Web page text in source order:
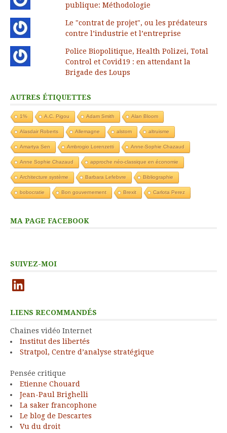
publique: Méthodologie
Le "contrat de projet", ou les prédateurs
contre l’industrie et l’entreprise
Police Biopolitique, Health Polizei, Total
Control et Covid19 : en attendant la
Brigade des Loups
AUTRES ÉTIQUETTES
1% A.C. Pigou Adam Smith Alan Bloom
Alasdair Roberts Allemagne alstom altruisme
Amartya Sen Ambrogio Lorenzetti Anne-Sophie Chazaud
Anne Sophie Chazaud approche néo-classique en économie
Architecture système Barbara Lefebvre Bibliographie
bobocratie Bon gouvernement Brexit Carlota Perez
MA PAGE FACEBOOK
SUIVEZ-MOI
LinkedIn
LIENS RECOMMANDÉS
Chaines vidéo Internet
Institut des libertés
Stratpol, Centre d’analyse stratégique
Pensée critique
Etienne Chouard
Jean-Paul Brighelli
La saker francophone
Le blog de Descartes
Vu du droit